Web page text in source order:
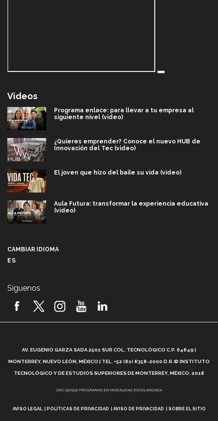
Videos
Programa enlace: para llevar a tu empresa al
siguiente nivel (video)
¿Quieres emprender? Conoce el nuevo HUB de
Innovación del Tec (video)
El joven que hizo del baile su vida (video)
Aula Futura: transformar la experiencia educativa
(video)
2026! (video)
¿Cómo es el Modelo Educativo Tec? (video)
Vida Tec: Feminismo e Inteligencia Artificial, Paola
CAMBIAR IDIOMA
ES
Síguenos
AV. EUGENIO GARZA SADA 2501 SUR COL. TECNOLÓGICO C.P. 64849 |
MONTERREY, NUEVO LEÓN, MÉXICO | TEL. +52 (81) 8358-2000 D.R.© INSTITUTO
TECNOLÓGICO Y DE ESTUDIOS SUPERIORES DE MONTERREY, MÉXICO. 2018
*DEC-520912 PROGRAMAS EN MODALIDAD ESCOLARIZADA.
AVISO LEGAL POLÍTICAS DE PRIVACIDAD AVISO DE PRIVACIDAD SOBRE EL SITIO